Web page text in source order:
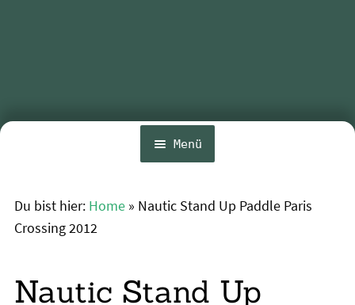
Menü
SUP-Events
Du bist hier: Home» Nautic Stand Up Paddle Paris
Crossing 2012
Nautic Stand Up